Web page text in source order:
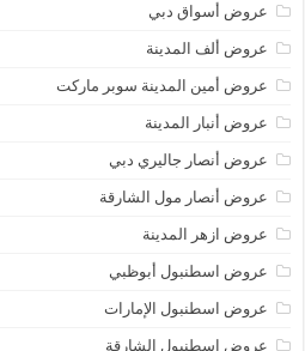
عروض أسواق دبي
عروض ألف المدينة
عروض أمين المدينة سوبر ماركت
عروض أنبار المدينة
عروض أنصار جاليري دبي
عروض أنصار مول الشارقة
عروض ازهر المدينة
عروض اسطنبول أبوظبي
عروض اسطنبول الإمارات
عروض اسطنبول الشارقة